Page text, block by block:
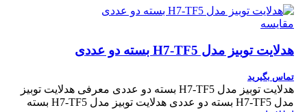
مقایسه
هدلایت توبیز مدل H7-TF5 بسته دو عددی
تماس بگیرید
هدلایت توبیز مدل H7-TF5 بسته دو عددی معرفی هدلایت توبیز
مدل H7-TF5 بسته دو عددی هدلایت توبیز مدل H7-TF5 بسته